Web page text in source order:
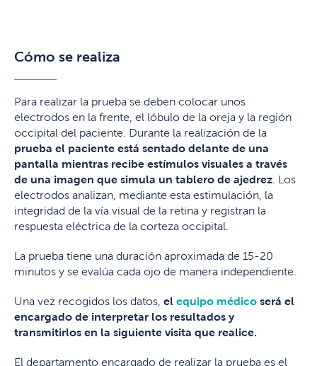
Cómo se realiza
Para realizar la prueba se deben colocar unos
electrodos en la frente, el lóbulo de la oreja y la región
occipital del paciente. Durante la realización de la
prueba el paciente está sentado delante de una
pantalla mientras recibe estímulos visuales a través
de una imagen que simula un tablero de ajedrez . Los
electrodos analizan, mediante esta estimulación, la
integridad de la vía visual de la retina y registran la
respuesta eléctrica de la corteza occipital.
La prueba tiene una duración aproximada de 15-20
minutos y se evalúa cada ojo de manera independiente.
Una vez recogidos los datos, el equipo médico será el
encargado de interpretar los resultados y
transmitirlos en la siguiente visita que realice.
El departamento encargado de realizar la prueba es el